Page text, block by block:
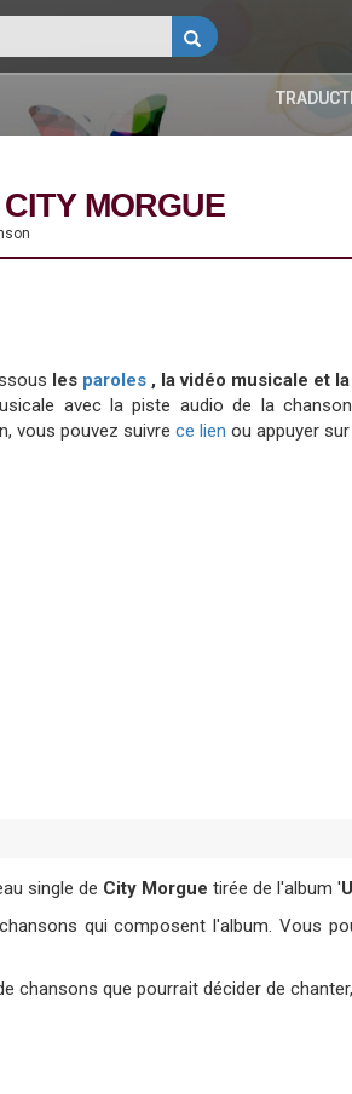
MORGUE
les paroles , la vidéo musicale et
avec la piste audio de la
vous pouvez suivre ce lien ou appuyer
single de City Morgue tirée de l'album '
qui composent l'album. Vous
chansons que pourrait décider de